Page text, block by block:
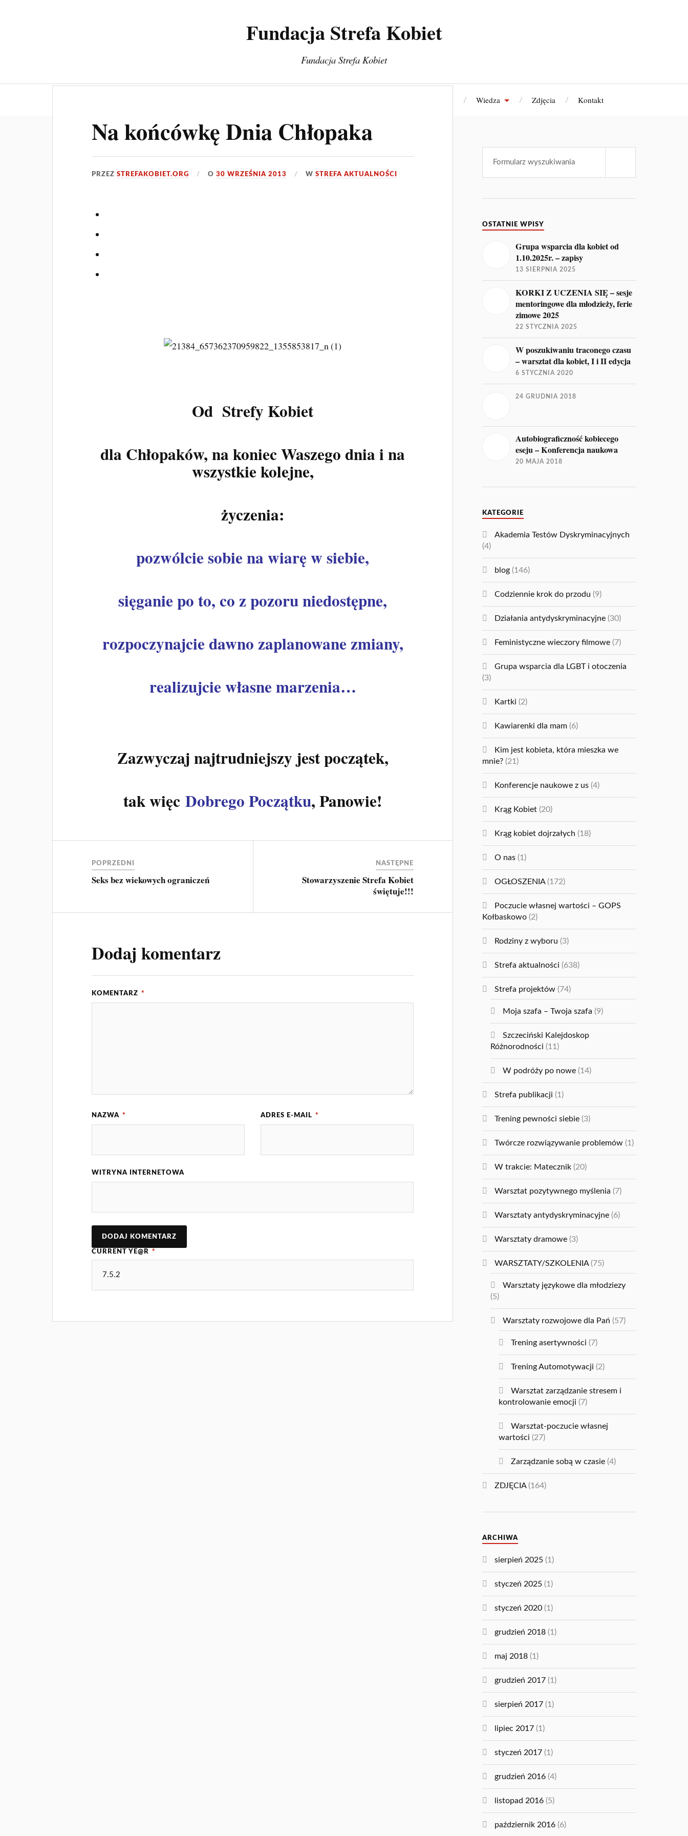
Fundacja Strefa Kobiet
Fundacja Strefa Kobiet
Blog Wiedza Zdjęcia Kontakt
Na końcówkę Dnia Chłopaka
PRZEZSTREFAKOBIET.ORG O30 WRZEŚNIA 2013 WSTREFA AKTUALNOŚCI
Od Strefy Kobiet
dla Chłopaków, na koniec Waszego dnia i na
wszystkie kolejne,
życzenia:
pozwólcie sobie na wiarę w siebie,
sięganie po to, co z pozoru niedostępne,
rozpoczynajcie dawno zaplanowane zmiany,
realizujcie własne marzenia…
Zazwyczaj najtrudniejszy jest początek,
tak więcDobrego Początku, Panowie!
POPRZEDNI
Seks bez wiekowych ograniczeń
NASTĘPNE
Stowarzyszenie Strefa Kobiet
świętuje!!!
Dodaj komentarz
KOMENTARZ *
NAZWA * ADRES E-MAIL *
WITRYNA INTERNETOWA
CURRENT YE@R *
OSTATNIE WPISY
Grupa wsparcia dla kobiet od
1.10.2025r. – zapisy
13 SIERPNIA 2025
KORKI Z UCZENIA SIĘ – sesje
mentoringowe dla młodzieży, ferie
zimowe 2025
22 STYCZNIA 2025
W poszukiwaniu traconego czasu
– warsztat dla kobiet, I i II edycja
6 STYCZNIA 2020
24 GRUDNIA 2018
Autobiograficzność kobiecego
eseju – Konferencja naukowa
20 MAJA 2018
KATEGORIE
Akademia Testów Dyskryminacyjnych
(4)
blog (146)
Codziennie krok do przodu (9)
Działania antydyskryminacyjne (30)
Feministyczne wieczory filmowe (7)
Grupa wsparcia dla LGBT i otoczenia
(3)
Kartki (2)
Kawiarenki dla mam (6)
Kim jest kobieta, która mieszka we
mnie? (21)
Konferencje naukowe z us (4)
Krąg Kobiet (20)
Krąg kobiet dojrzałych (18)
O nas (1)
OGŁOSZENIA(172)
Poczucie własnej wartości – GOPS
Kołbaskowo (2)
Rodziny z wyboru (3)
Strefa aktualności (638)
Strefa projektów (74)
Moja szafa – Twoja szafa (9)
Szczeciński Kalejdoskop
Różnorodności (11)
W podróży po nowe (14)
Strefa publikacji (1)
Trening pewności siebie (3)
Twórcze rozwiązywanie problemów (1)
W trakcie: Matecznik (20)
Warsztat pozytywnego myślenia (7)
Warsztaty antydyskryminacyjne (6)
Warsztaty dramowe (3)
WARSZTATY/SZKOLENIA(75)
Warsztaty językowe dla młodziezy
(5)
Warsztaty rozwojowe dla Pań (57)
Trening asertywności (7)
Trening Automotywacji (2)
Warsztat zarządzanie stresem i
kontrolowanie emocji (7)
Warsztat-poczucie własnej
wartości (27)
Zarządzanie sobą w czasie (4)
ZDJĘCIA(164)
ARCHIWA
sierpień 2025 (1)
styczeń 2025 (1)
styczeń 2020 (1)
grudzień 2018 (1)
maj 2018 (1)
grudzień 2017 (1)
sierpień 2017 (1)
lipiec 2017 (1)
styczeń 2017 (1)
grudzień 2016 (4)
listopad 2016 (5)
październik 2016 (6)